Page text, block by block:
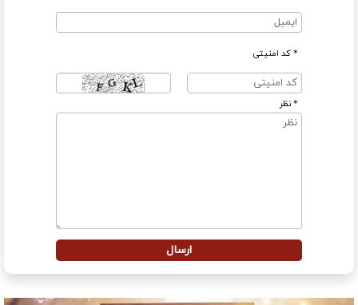
* کد امنیتی
* نظر